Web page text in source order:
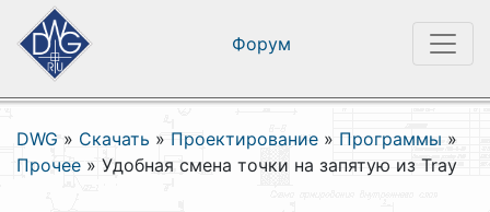
Форум
DWG » Скачать » Проектирование » Программы »
Прочее » Удобная смена точки на запятую из Tray